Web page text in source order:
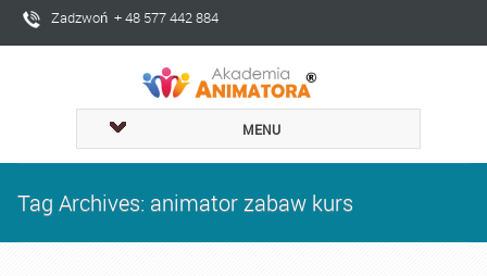
Zadzwoń + 48 577 442 884
MENU
Tag Archives: animator zabaw kurs